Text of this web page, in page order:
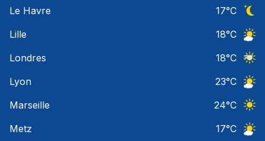
Le Havre
17°C
Lille
18°C
Londres
18°C
Lyon
23°C
Marseille
24°C
Metz
17°C